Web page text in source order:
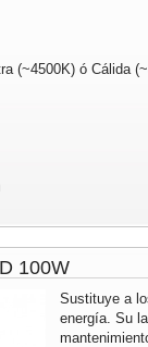
(~4500K) ó Cálida
100W
Sustituye a
energía. Su